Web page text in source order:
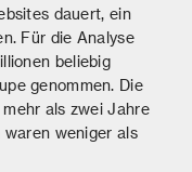
dauert, ein
Für die Analyse
beliebig
genommen. Die
als zwei Jahre
weniger als